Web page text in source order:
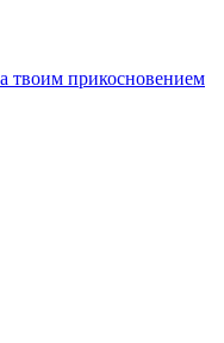
твоим прикосновением